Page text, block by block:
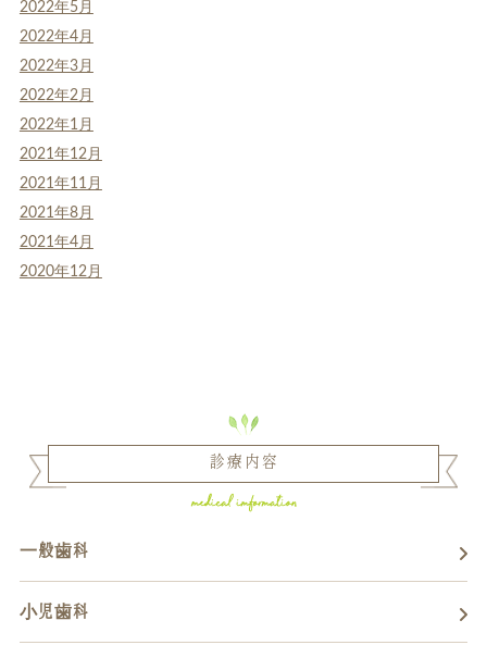
2022年5月
2022年4月
2022年3月
2022年2月
2022年1月
2021年12月
2021年11月
2021年8月
2021年4月
2020年12月
診療内容
一般歯科
小児歯科